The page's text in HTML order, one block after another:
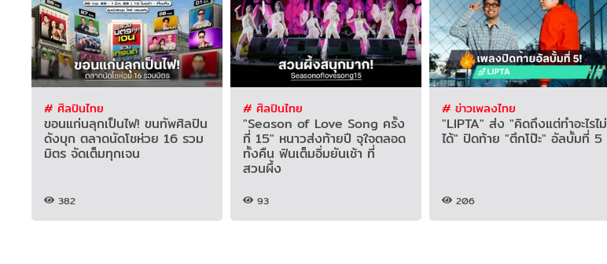
# ศิลปินไทย
ขอนแก่นลุกเป็นไฟ! ขนทัพศิลปิน
ดังบุก ตลาดนัดโชห่วย 16 รวม
มิตร จัดเต็มทุกเจน
382
# ศิลปินไทย
"Season of Love Song ครั้ง
ที่ 15" หนาวส่งท้ายปี จุใจตลอด
ทั้งคืน ฟินเต็มอิ่มยันเช้า ที่
สวนผึ้ง
93
# ข่าวเพลงไทย
"LIPTA" ส่ง "คิดถึงแต่ทำอะไรไม่
ได้" ปิดท้าย "ตึกโป๊ะ" อัลบั้มที่ 5
206